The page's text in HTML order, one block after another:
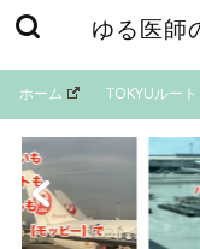
ゆる医師
ホーム TOKYUルート